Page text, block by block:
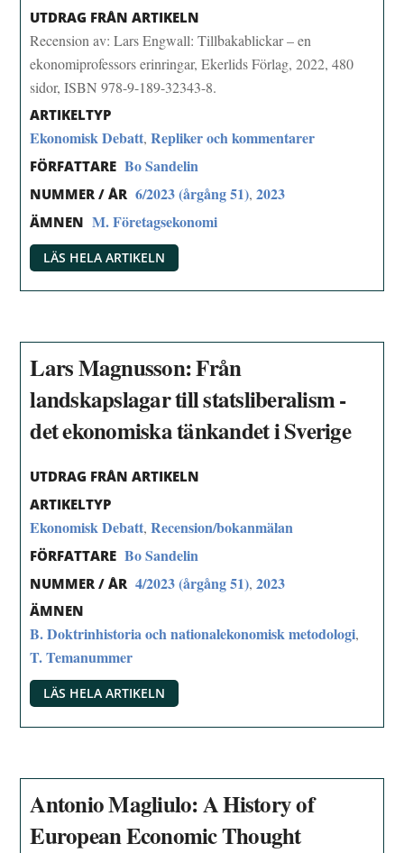
UTDRAG FRÅN ARTIKELN
Recension av: Lars Engwall: Tillbakablickar – en
ekonomiprofessors erinringar, Ekerlids Förlag, 2022, 480
sidor, ISBN 978-9-189-32343-8.
ARTIKELTYP
Ekonomisk Debatt,Repliker och kommentarer
FÖRFATTARE Bo Sandelin
NUMMER / ÅR 6/2023 (årgång 51),2023
ÄMNEN M. Företagsekonomi
LÄS HELA ARTIKELN
Lars Magnusson: Från
landskapslagar till statsliberalism -
det ekonomiska tänkandet i Sverige
UTDRAG FRÅN ARTIKELN
ARTIKELTYP
Ekonomisk Debatt,Recension/bokanmälan
FÖRFATTARE Bo Sandelin
NUMMER / ÅR 4/2023 (årgång 51),2023
ÄMNEN
B. Doktrinhistoria och nationalekonomisk metodologi,
T. Temanummer
LÄS HELA ARTIKELN
Antonio Magliulo: A History of
European Economic Thought